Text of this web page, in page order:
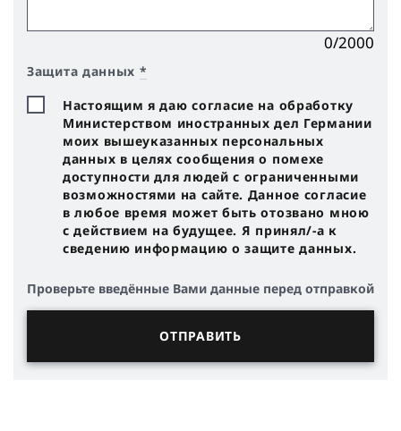
0/2000
Защита данных *
Настоящим я даю согласие на обработку
Министерством иностранных дел Германии
моих вышеуказанных персональных
данных в целях сообщения о помехе
доступности для людей с ограниченными
возможностями на сайте. Данное согласие
в любое время может быть отозвано мною
с действием на будущее. Я принял/-a к
сведению информацию о защите данных.
Проверьте введённые Вами данные перед отправкой